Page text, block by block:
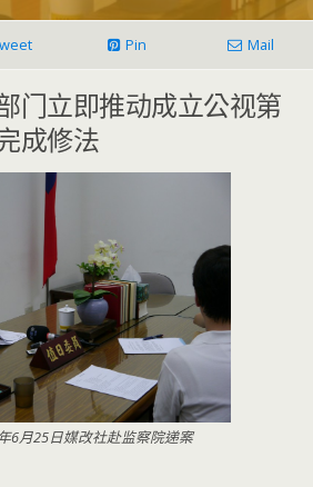
Pin Mail
门立即推动成立公视第
成修法
6月25日媒改社赴监察院递案